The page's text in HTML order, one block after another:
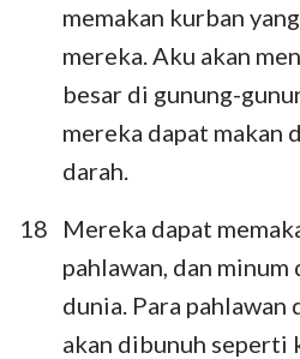
1 2 3 4
memakan kurban
mereka. Aku akan
besar di gunung-
mereka dapat makan
darah.
18
Mereka dapat
pahlawan, dan minum
dunia. Para pahlawan
akan dibunuh seperti